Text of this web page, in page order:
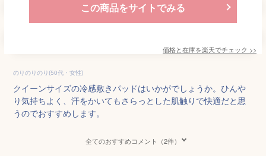
この商品をサイトでみる
価格と在庫を楽天でチェック >>
のりのりのり(50代・女性)
クイーンサイズの冷感敷きパッドはいかがでしょうか。ひんや
り気持ちよく、汗をかいてもさらっとした肌触りで快適だと思
うのでおすすめします。
全てのおすすめコメント（2件）